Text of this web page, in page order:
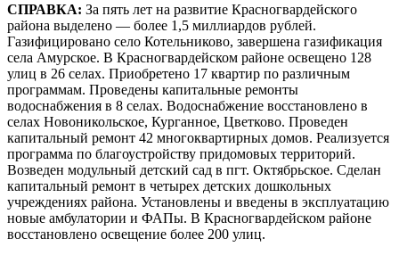
СПРАВКА: За пять лет на развитие Красногвардейского
района выделено — более 1,5 миллиардов рублей.
Газифицировано село Котельниково, завершена газификация
села Амурское. В Красногвардейском районе освещено 128
улиц в 26 селах. Приобретено 17 квартир по различным
программам. Проведены капитальные ремонты
водоснабжения в 8 селах. Водоснабжение восстановлено в
селах Новоникольское, Курганное, Цветково. Проведен
капитальный ремонт 42 многоквартирных домов. Реализуется
программа по благоустройству придомовых территорий.
Возведен модульный детский сад в пгт. Октябрьское. Сделан
капитальный ремонт в четырех детских дошкольных
учреждениях района. Установлены и введены в эксплуатацию
новые амбулатории и ФАПы. В Красногвардейском районе
восстановлено освещение более 200 улиц.